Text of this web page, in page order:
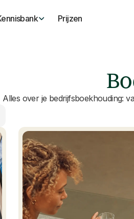
Prijzen
Alles over je bedrijfsboekhouding: